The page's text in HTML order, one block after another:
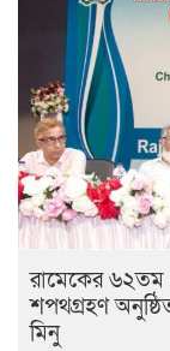
রামেকের ৬২তম
শপথগ্রহণ
মিনু